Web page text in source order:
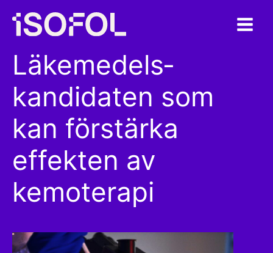
innehåll
Läkemedels­
kandidaten som
kan förstärka
effekten av
kemoterapi